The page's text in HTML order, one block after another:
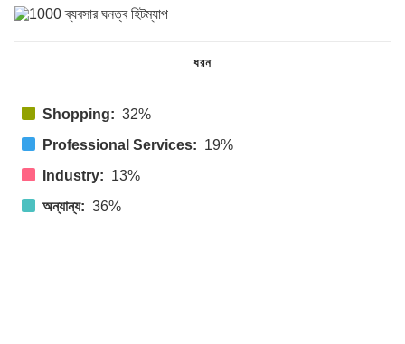
ধরন
Shopping: 32%
Professional Services: 19%
Industry: 13%
অন্যান্য: 36%